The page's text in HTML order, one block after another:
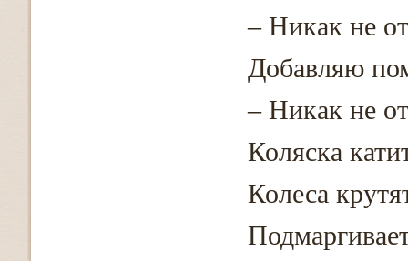
– Никак не
Добавляю
– Никак не
Коляска
Колеса